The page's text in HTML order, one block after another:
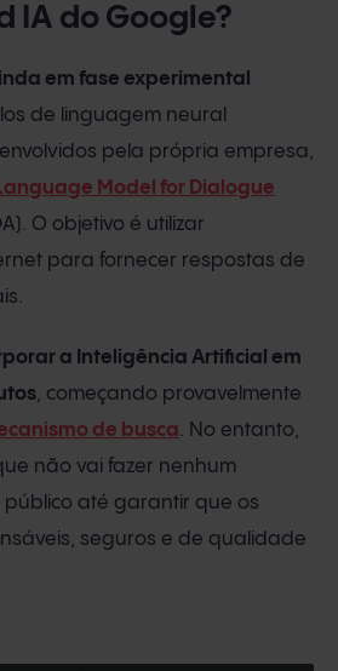
IA do Google?
em fase experimental
de linguagem neural
pela própria empresa,
Model for Dialogue
O objetivo é utilizar
para fornecer respostas de
a Inteligência Artificial em
, começando provavelmente
de busca. No entanto,
não vai fazer nenhum
até garantir que os
seguros e de qualidade